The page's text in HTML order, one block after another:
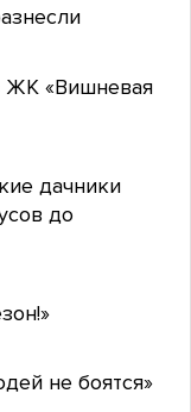
ЖК «Вишневая
дачники
до
не боятся»